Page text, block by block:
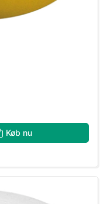
Køb nu